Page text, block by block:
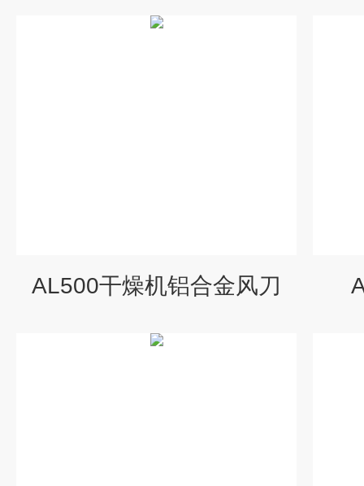
AL500干燥机铝合金风刀